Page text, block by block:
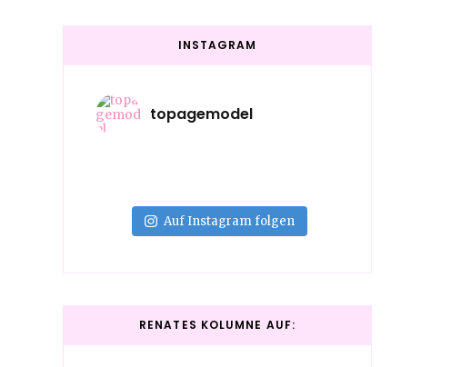
INSTAGRAM
topagemodel
Auf Instagram folgen
RENATES KOLUMNE AUF: